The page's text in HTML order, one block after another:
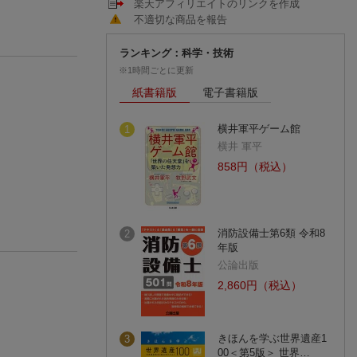
楽天アフィリエイトのリンクを作成
不適切な商品を報告
ランキング：科学・技術
※1時間ごとに更新
紙書籍版 電子書籍版
1
横井軍平ゲーム館
横井 軍平
858円（税込）
2
消防設備士第6類 令和8
年版
公論出版
2,860円（税込）
3
きほんを学ぶ世界遺産1
00＜第5版＞ 世界…